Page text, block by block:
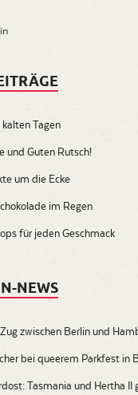
Tagen
und Guten Rutsch!
um die Ecke
im Regen
für jeden Geschmack
NEWS
zwischen Berlin und
bei queerem Parkfest in
Tasmania und Hertha II